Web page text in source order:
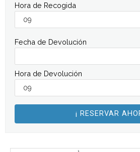
Hora de Recogida
Fecha de Devolución
Hora de Devolución